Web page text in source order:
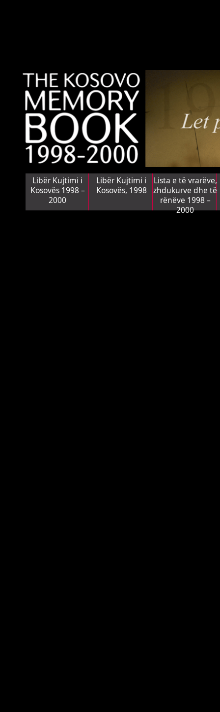
Libër Kujtimi i
Kosovës 1998 –
2000
Libër Kujtimi i
Kosovës, 1998
Lista e të vrarëve,
zhdukurve dhe të
rënëve 1998 –
2000